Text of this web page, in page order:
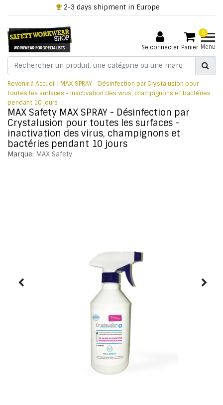
2-3 days shipment in Europe
Se connecter
0
Panier Menu
Revenir à Accueil | MAX SPRAY - Désinfection par Crystalusion pour
toutes les surfaces - inactivation des virus, champignons et bactéries
pendant 10 jours
MAX Safety MAX SPRAY - Désinfection par
Crystalusion pour toutes les surfaces -
inactivation des virus, champignons et
bactéries pendant 10 jours
Marque: MAX Safety